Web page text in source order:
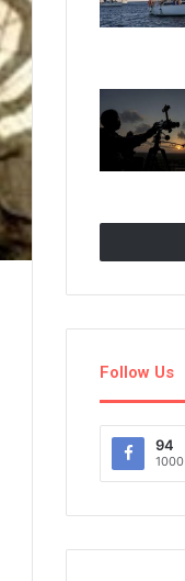
Follow Us
94
1000